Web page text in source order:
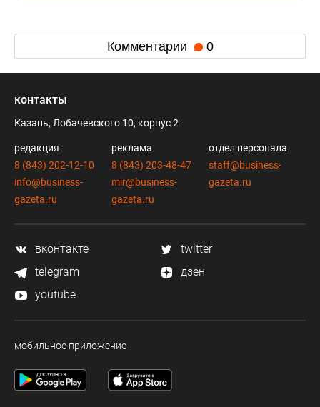
Комментарии 0
контакты
Казань, Лобачевского 10, корпус 2
редакция
8 (843) 202-12-10
info@business-
gazeta.ru
реклама
8 (843) 203-48-47
mir@business-
gazeta.ru
отдел персонала
staff@business-
gazeta.ru
вконтакте
twitter
telegram
дзен
youtube
мобильное приложение